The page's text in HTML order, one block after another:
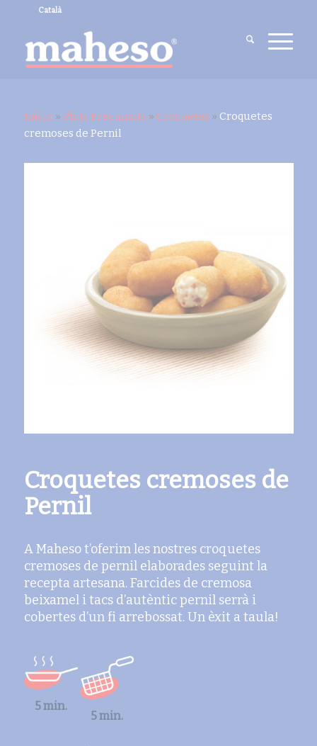
Català
Inicio » Plats Precuinats » Croquetes » Croquetes
cremoses de Pernil
Croquetes cremoses de
Pernil
A Maheso t’oferim les nostres croquetes
cremoses de pernil elaborades seguint la
recepta artesana. Farcides de cremosa
beixamel i tacs d’autèntic pernil serrà i
cobertes d’un fi arrebossat. Un èxit a taula!
5 min.
5 min.